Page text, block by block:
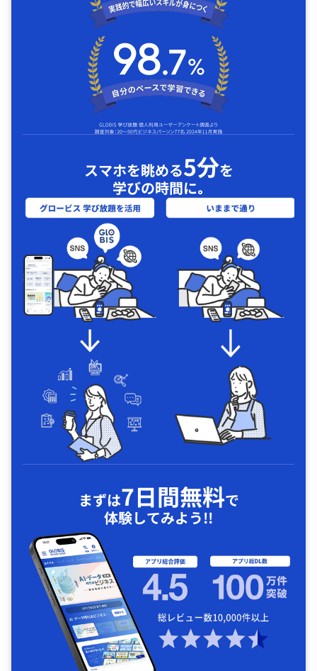
スマホを眺める5分を
学びの時間に｡
まずは7日間無料で
体験してみよう!!